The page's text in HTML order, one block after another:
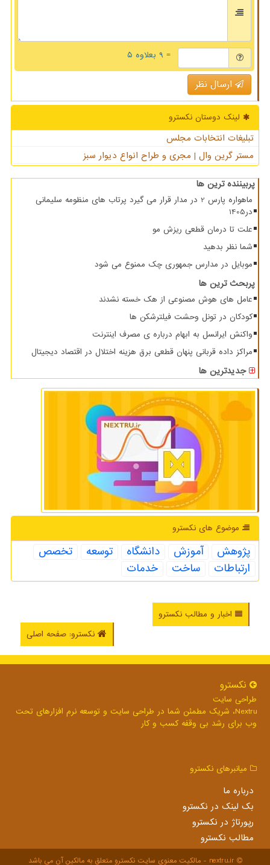
= ۹ بعلاوه ۵
ارسال نظر
لینک دوستان نكسترو
تبلیغات انتخابات مجلس
مستر گرین وال | مجری و طراح انواع دیوار سبز
پربیننده ترین ها
ماهواره پارس 2 در مدار قرار می گیرد پرتاب های منظومه سلیمانی
در1405
علت تا درمان قطعی ریزش مو
شما نظر بدهید
موبایل در مدارس جمهوری چک ممنوع می شود
پربحث ترین ها
عامل های هوش مصنوعی از هک خسته نشدند
کودکان در تونل وحشت فیلترشکن ها
واکنش ایرانسل به ابهام درباره ی مصرف اینترنت
مراکز داده قربانی پنهان قطعی برق هزینه اختلال در اقتصاد دیجیتال
جدیدترین ها
موضوع های نكسترو
پژوهش آموزش دانشگاه توسعه
تخصص
ارتباطات
ساخت خدمات
اخبار و مطالب نکسترو
نکسترو: صفحه اصلی
نكسترو
طراحی سایت
Nextru، شریک مطمئن شما در طراحی سایت و توسعه نرم افزارهای تحت
وب برای رشد بی وقفه کسب و کار
میانبرهای نكسترو
درباره ما
بک لینک در نكسترو
رپورتاژ در نكسترو
مطالب نكسترو